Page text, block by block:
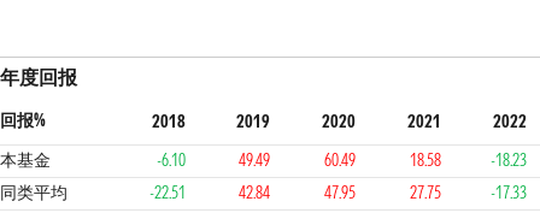
年度回报
回报% 2018 2019 2020 2021
2022
本基金
-6.10 49.49 60.49 18.58
-18.23
同类平均
-22.51 42.84 47.95 27.75
-17.33